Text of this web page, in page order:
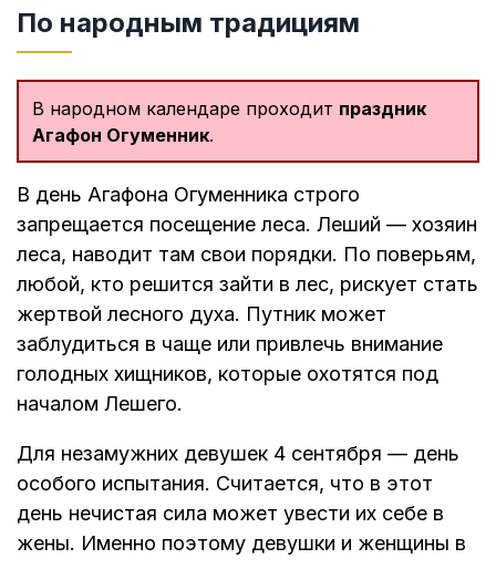
По народным традициям
В народном календаре проходит праздник
Агафон Огуменник.
В день Агафона Огуменника строго
запрещается посещение леса. Леший — хозяин
леса, наводит там свои порядки. По поверьям,
любой, кто решится зайти в лес, рискует стать
жертвой лесного духа. Путник может
заблудиться в чаще или привлечь внимание
голодных хищников, которые охотятся под
началом Лешего.
Для незамужних девушек 4 сентября — день
особого испытания. Считается, что в этот
день нечистая сила может увести их себе в
жены. Именно поэтому девушки и женщины в